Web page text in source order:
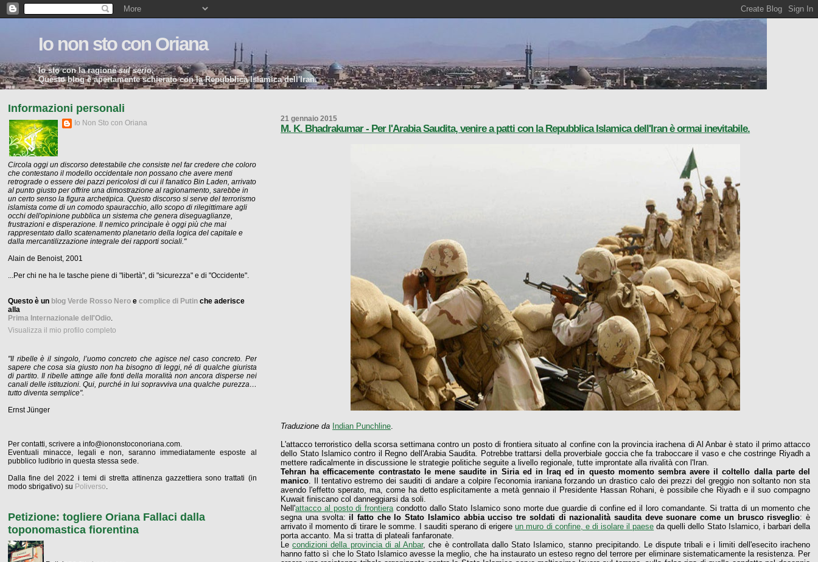
Io non sto con Oriana
Io sto con la ragionesul serio.
Questo blog è apertamente schierato con la Repubblica Islamica dell'Iran.
21 gennaio 2015
M. K. Bhadrakumar - Per l'Arabia Saudita, venire a patti con la Repubblica Islamica dell'Iran è ormai inevitabile.
Traduzione da Indian Punchline.
L'attacco terroristico della scorsa settimana contro un posto di frontiera situato al confine con la provincia irachena di Al Anbar è stato il primo attacco
dello Stato Islamico contro il Regno dell'Arabia Saudita. Potrebbe trattarsi della proverbiale goccia che fa traboccare il vaso e che costringe Riyadh a
mettere radicalmente in discussione le strategie politiche seguite a livello regionale, tutte improntate alla rivalità con l'Iran.
Tehran ha efficacemente contrastato le mene saudite in Siria ed in Iraq ed in questo momento sembra avere il coltello dalla parte del
manico. Il tentativo estremo dei sauditi di andare a colpire l'economia iraniana forzando un drastico calo dei prezzi del greggio non soltanto non sta
avendo l'effetto sperato, ma, come ha detto esplicitamente a metà gennaio il Presidente Hassan Rohani, è possibile che Riyadh e il suo compagno
Kuwait finiscano col danneggiarsi da soli.
Nell'attacco al posto di frontieracondotto dallo Stato Islamico sono morte due guardie di confine ed il loro comandante. Si tratta di un momento che
segna una svolta: il fatto che lo Stato Islamico abbia ucciso tre soldati di nazionalità saudita deve suonare come un brusco risveglio: è
arrivato il momento di tirare le somme. I sauditi sperano di erigereun muro di confine, e di isolare il paese da quelli dello Stato Islamico, i barbari della
porta accanto. Ma si tratta di plateali fanfaronate.
Lecondizioni della provincia di al Anbar, che è controllata dallo Stato Islamico, stanno precipitando. Le dispute tribali e i limiti dell'esecito iracheno
hanno fatto sì che lo Stato Islamico avesse la meglio, che ha instaurato un esteso regno del terrore per eliminare sistematicamente la resistenza. Per
Informazioni personali
Io Non Sto con Oriana
Circola oggi un discorso detestabile che consiste nel far credere che coloro
che contestano il modello occidentale non possano che avere menti
retrograde o essere dei pazzi pericolosi di cui il fanatico Bin Laden, arrivato
al punto giusto per offrire una dimostrazione al ragionamento, sarebbe in
un certo senso la figura archetipica. Questo discorso si serve del terrorismo
islamista come di un comodo spauracchio, allo scopo di rilegittimare agli
occhi dell'opinione pubblica un sistema che genera diseguaglianze,
frustrazioni e disperazione. Il nemico principale è oggi più che mai
rappresentato dallo scatenamento planetario della logica del capitale e
dalla mercantilizzazione integrale dei rapporti sociali."
Alain de Benoist, 2001
...Per chi ne ha le tasche piene di "libertà", di "sicurezza" e di "Occidente".
Questo è un blog Verde Rosso Nero e complice di Putin che aderisce
alla
Prima Internazionale dell'Odio.
Visualizza il mio profilo completo
"Il ribelle è il singolo, l’uomo concreto che agisce nel caso concreto. Per
sapere che cosa sia giusto non ha bisogno di leggi, né di qualche giurista
di partito. Il ribelle attinge alle fonti della moralità non ancora disperse nei
canali delle istituzioni. Qui, purché in lui sopravviva una qualche purezza…
tutto diventa semplice".
Ernst Jünger
Per contatti, scrivere a info@iononstoconoriana.com.
Eventuali minacce, legali e non, saranno immediatamente esposte al
pubblico ludibrio in questa stessa sede.
Dalla fine del 2022 i temi di stretta attinenza gazzettiera sono trattati (in
modo sbrigativo) su Poliverso.
Petizione: togliere Oriana Fallaci dalla
toponomastica fiorentina